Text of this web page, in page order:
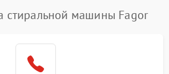
Подробнее →
стиральной машины Fagor